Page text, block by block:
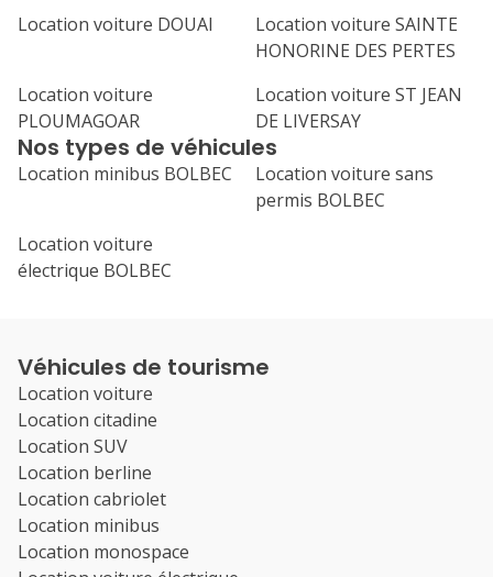
Location voiture DOUAI
Location voiture SAINTE
HONORINE DES PERTES
Location voiture
PLOUMAGOAR
Location voiture ST JEAN
DE LIVERSAY
Nos types de véhicules
Location minibus BOLBEC
Location voiture sans
permis BOLBEC
Location voiture
électrique BOLBEC
Véhicules de tourisme
Location voiture
Location citadine
Location SUV
Location berline
Location cabriolet
Location minibus
Location monospace